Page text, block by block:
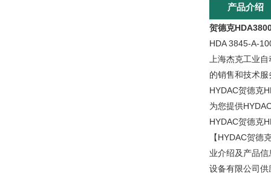
产品介绍
贺德克
HDA 3845-A-
上海杰克工业
的销售和技术
HYDAC贺德克
为您提供
HYDAC贺德克
【HYDAC贺德
业介绍及产品
设备有限公司